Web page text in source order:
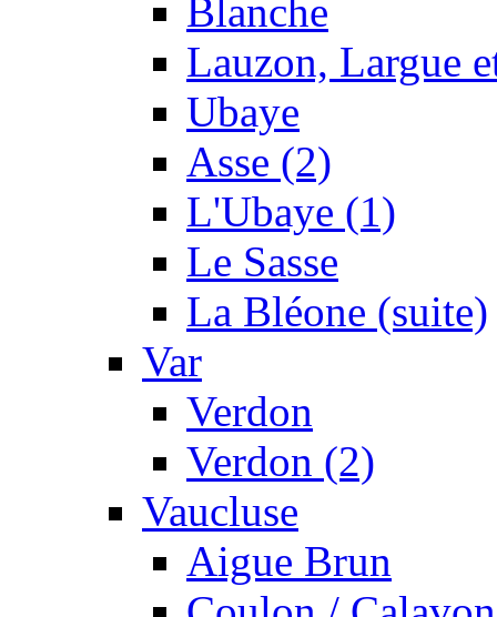
Blanche
Lauzon, Largue
Ubaye
Asse (2)
L'Ubaye (1)
Le Sasse
La Bléone (suite)
Var
Verdon
Verdon (2)
Vaucluse
Aigue Brun